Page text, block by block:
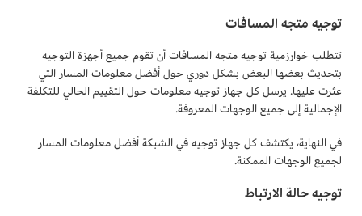
توجيه متجه المسافات
تتطلب خوارزمية توجيه متجه المسافات أن تقوم جميع أجهزة التوجيه
بتحديث بعضها البعض بشكل دوري حول أفضل معلومات المسار التي
عثرت عليها. يرسل كل جهاز توجيه معلومات حول التقييم الحالي للتكلفة
الإجمالية إلى جميع الوجهات المعروفة.
في النهاية، يكتشف كل جهاز توجيه في الشبكة أفضل معلومات المسار
لجميع الوجهات الممكنة.
توجيه حالة الارتباط